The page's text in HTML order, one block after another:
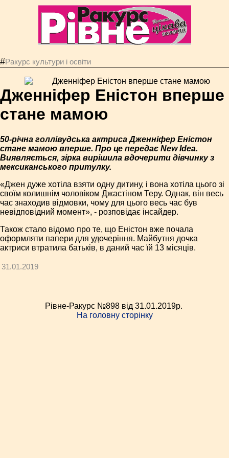
#Ракурс культури і освіти
Дженніфер Еністон вперше
стане мамою
50-річна голлівудська актриса Дженніфер Еністон
стане мамою вперше. Про це передає New Idea.
Виявляється, зірка вирішила вдочерити дівчинку з
мексиканського притулку.
«Джен дуже хотіла взяти одну дитину, і вона хотіла цього зі
своїм колишнім чоловіком Джастіном Теру. Однак, він весь
час знаходив відмовки, чому для цього весь час був
невідповідний момент», - розповідає інсайдер.
Також стало відомо про те, що Еністон вже почала
оформляти папери для удочеріння. Майбутня дочка
актриси втратила батьків, в даний час їй 13 місяців.
31.01.2019
Рівне-Ракурс №898 від 31.01.2019p.
На головну сторінку